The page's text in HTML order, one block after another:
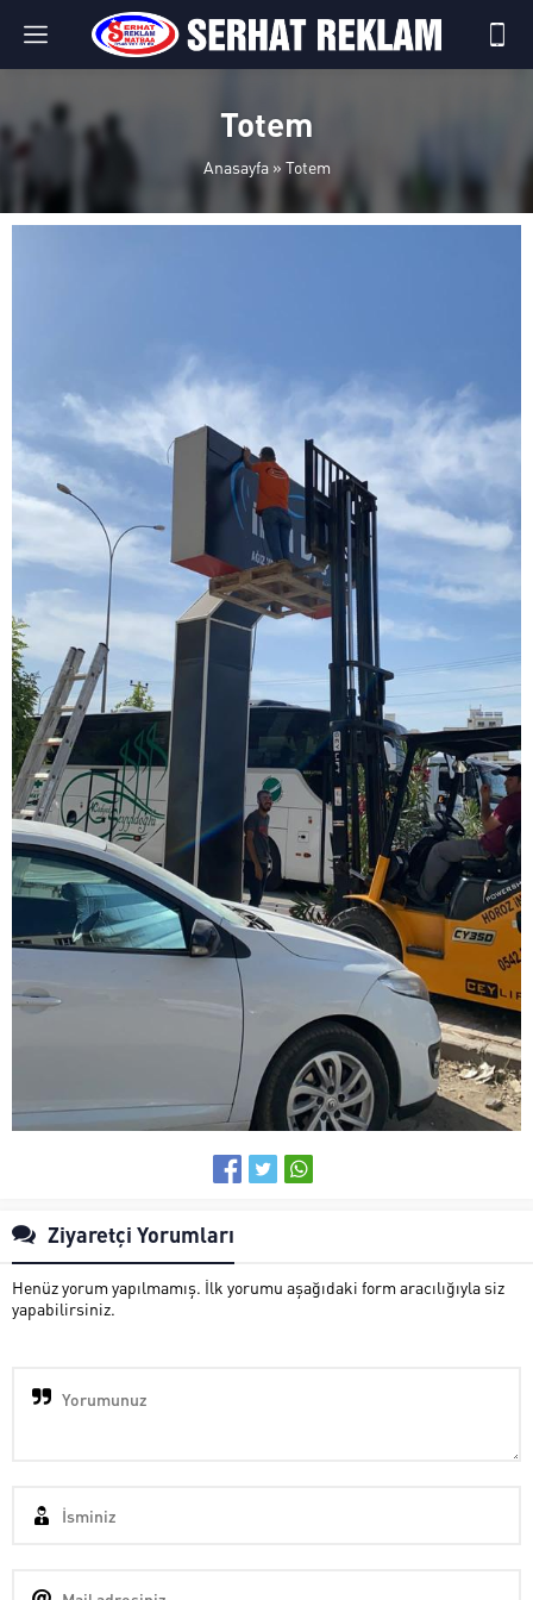
Totem
Anasayfa» Totem
Ziyaretçi Yorumları
Henüz yorum yapılmamış. İlk yorumu aşağıdaki form aracılığıyla siz
yapabilirsiniz.